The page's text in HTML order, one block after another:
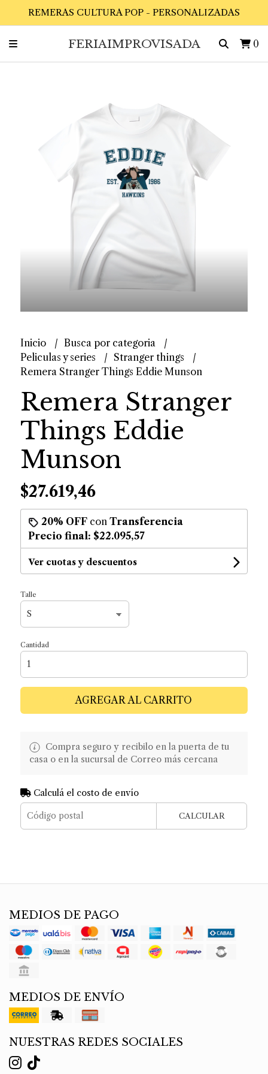
REMERAS CULTURA POP - PERSONALIZADAS
FERIAIMPROVISADA 0
Inicio
Busca por categoria
Peliculas y series
Stranger things
Remera Stranger Things Eddie Munson
Remera Stranger
Things Eddie
Munson
$27.619,46
20% OFFcon Transferencia
Precio final: $22.095,57
Ver cuotas y descuentos
Talle
Cantidad
AGREGAR AL CARRITO
Compra seguro y recibilo en la puerta de tu
casa o en la sucursal de Correo más cercana
Calculá el costo de envío
CALCULAR
MEDIOS DE PAGO
MEDIOS DE ENVÍO
NUESTRAS REDES SOCIALES